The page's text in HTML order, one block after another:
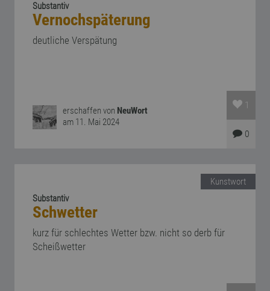
Substantiv
Vernochspäterung
deutliche Verspätung
erschaffen von NeuWort
am 11. Mai 2024
1
0
Kunstwort
Substantiv
Schwetter
kurz für schlechtes Wetter bzw. nicht so derb für
Scheißwetter